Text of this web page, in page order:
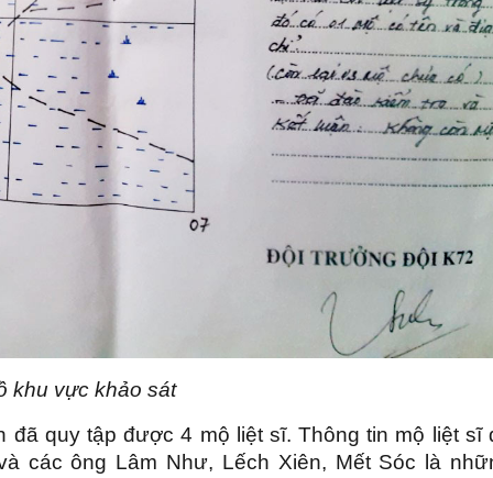
khu vực khảo sát
đã quy tập được 4 mộ liệt sĩ. Thông tin mộ liệt sĩ
các ông Lâm Như, Lếch Xiên, Mết Sóc là